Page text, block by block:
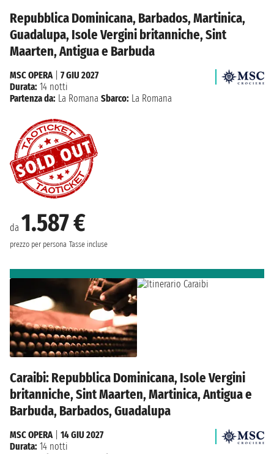
Repubblica Dominicana, Barbados, Martinica,
Guadalupa, Isole Vergini britanniche, Sint
Maarten, Antigua e Barbuda
da 1.587 €
prezzo per persona Tasse incluse
MSC OPERA| 7 GIU 2027
Durata: 14 notti
Partenza da: La Romana Sbarco: La Romana
Caraibi: Repubblica Dominicana, Isole Vergini
britanniche, Sint Maarten, Martinica, Antigua e
Barbuda, Barbados, Guadalupa
MSC OPERA| 14 GIU 2027
Durata: 14 notti